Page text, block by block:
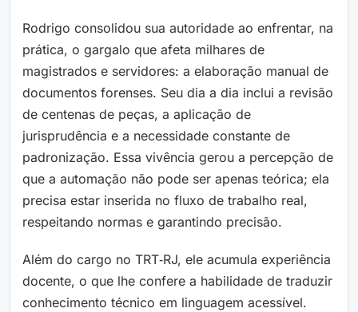
Rodrigo consolidou sua autoridade ao enfrentar, na
prática, o gargalo que afeta milhares de
magistrados e servidores: a elaboração manual de
documentos forenses. Seu dia a dia inclui a revisão
de centenas de peças, a aplicação de
jurisprudência e a necessidade constante de
padronização. Essa vivência gerou a percepção de
que a automação não pode ser apenas teórica; ela
precisa estar inserida no fluxo de trabalho real,
respeitando normas e garantindo precisão.
Além do cargo no TRT‑RJ, ele acumula experiência
docente, o que lhe confere a habilidade de traduzir
conhecimento técnico em linguagem acessível.